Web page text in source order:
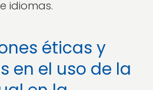
idiomas.
éticas y
en el uso de la